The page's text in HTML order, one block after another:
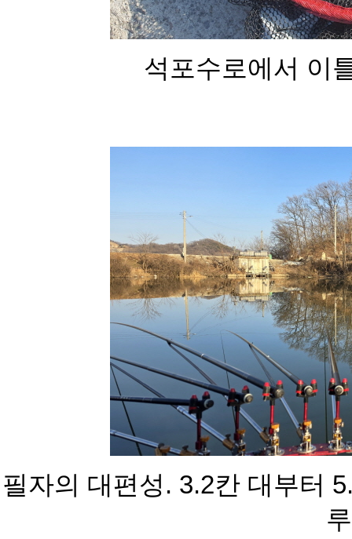
석포수로에서 이
필자의 대편성. 3.2칸 대부터